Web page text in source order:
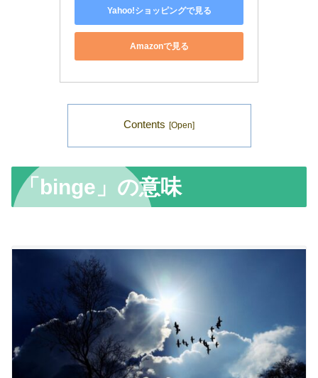
Yahoo!ショッピングで見る
Amazonで見る
Contents
「binge」の意味